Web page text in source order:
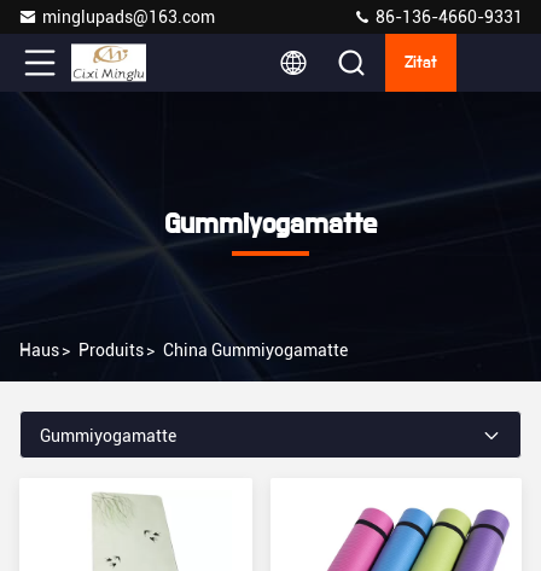
minglupads@163.com 86-136-4660-9331
Zitat
Gummiyogamatte
Haus> Produits> China Gummiyogamatte
Gummiyogamatte